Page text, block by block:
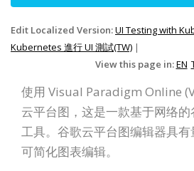
Edit Localized Version:UI Testing with
Kubernetes 進行 UI 測試(TW) |
View this page in:EN
使用 Visual Paradigm Online
云平台图，这是一款基于网络
工具。谷歌云平台图编辑器具有
可简化图表编辑。